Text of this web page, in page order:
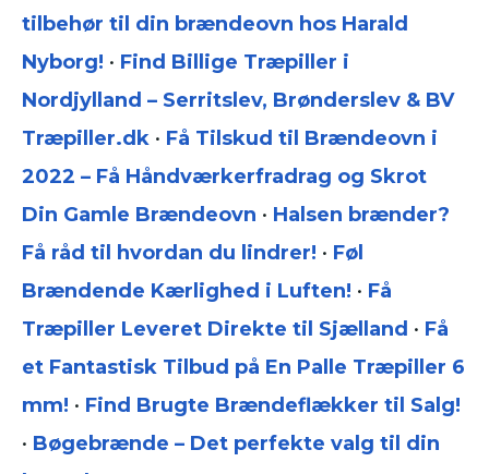
tilbehør til din brændeovn hos Harald
Nyborg! • Find Billige Træpiller i
Nordjylland – Serritslev, Brønderslev & BV
Træpiller.dk • Få Tilskud til Brændeovn i
2022 – Få Håndværkerfradrag og Skrot
Din Gamle Brændeovn • Halsen brænder?
Få råd til hvordan du lindrer! • Føl
Brændende Kærlighed i Luften! • Få
Træpiller Leveret Direkte til Sjælland • Få
et Fantastisk Tilbud på En Palle Træpiller 6
mm! • Find Brugte Brændeflækker til Salg!
• Bøgebrænde – Det perfekte valg til din